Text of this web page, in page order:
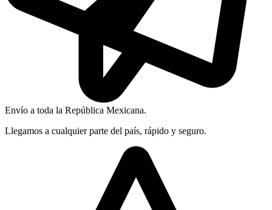
Envío a toda la República Mexicana.
Llegamos a cualquier parte del país, rápido y seguro.